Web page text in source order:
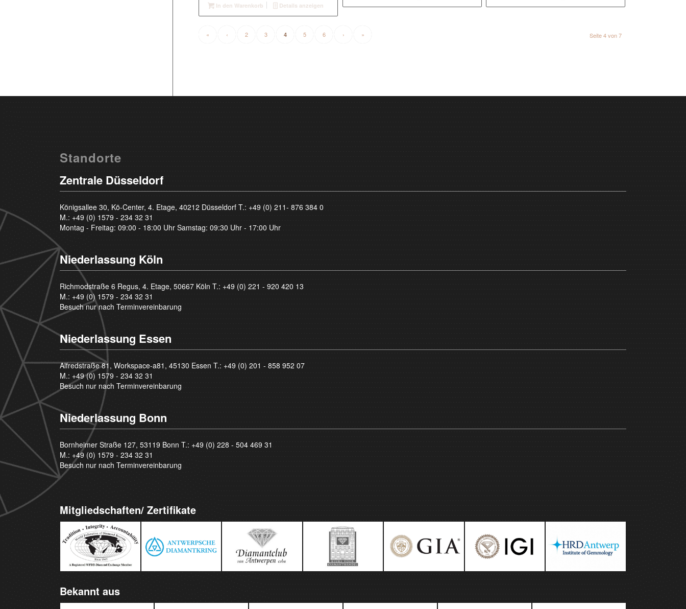
In den Warenkorb Details anzeigen
Seite 4 von 7
« ‹ 2 3 4 5 6 › »
Standorte
Zentrale Düsseldorf
Königsallee 30, Kö-Center, 4. Etage, 40212 Düsseldorf T.: +49 (0) 211- 876 384 0
M.: +49 (0) 1579 - 234 32 31
Montag - Freitag: 09:00 - 18:00 Uhr Samstag: 09:30 Uhr - 17:00 Uhr
Niederlassung Köln
Richmodstraße 6 Regus, 4. Etage, 50667 Köln T.: +49 (0) 221 - 920 420 13
M.: +49 (0) 1579 - 234 32 31
Besuch nur nach Terminvereinbarung
Niederlassung Essen
Alfredstraße 81, Workspace-a81, 45130 Essen T.: +49 (0) 201 - 858 952 07
M.: +49 (0) 1579 - 234 32 31
Besuch nur nach Terminvereinbarung
Niederlassung Bonn
Bornheimer Straße 127, 53119 Bonn T.: +49 (0) 228 - 504 469 31
M.: +49 (0) 1579 - 234 32 31
Besuch nur nach Terminvereinbarung
Mitgliedschaften/ Zertifikate
Bekannt aus